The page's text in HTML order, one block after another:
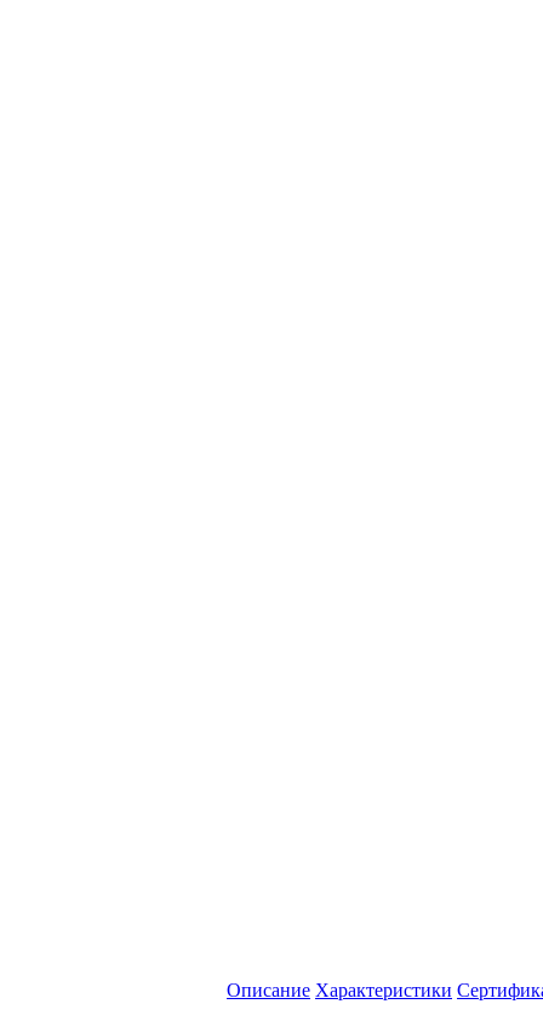
Описание Характеристики